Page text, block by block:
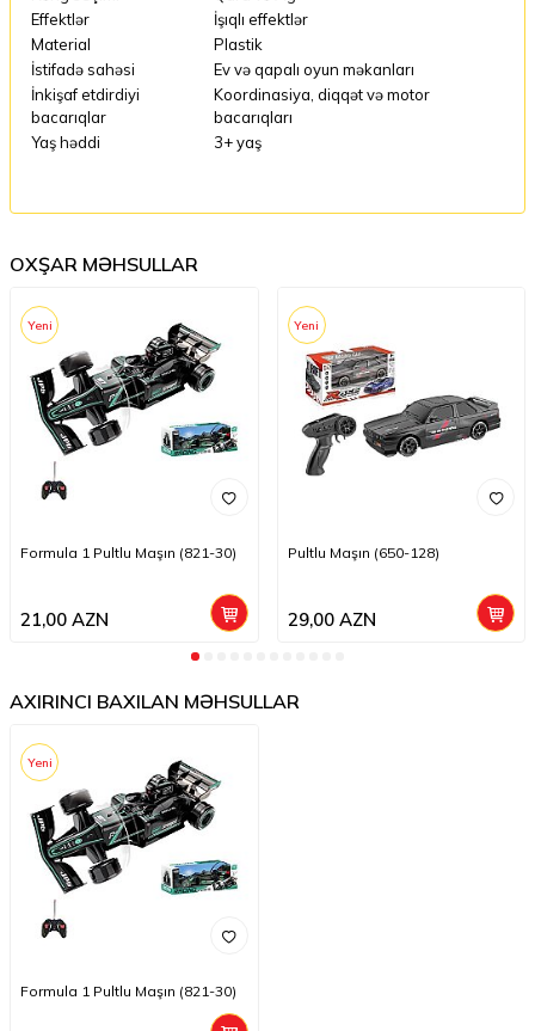
Effektlər
İşıqlı effektlər
Material
Plastik
İstifadə sahəsi
Ev və qapalı oyun məkanları
İnkişaf etdirdiyi
bacarıqlar
Koordinasiya, diqqət və motor
bacarıqları
Yaş həddi
3+ yaş
OXŞAR MƏHSULLAR
Yeni
Formula 1 Pultlu Maşın (821-30)
21,00 AZN
Yeni
Pultlu Maşın (650-128)
29,00AZN
AXIRINCI BAXILAN MƏHSULLAR
Yeni
Formula 1 Pultlu Maşın (821-30)